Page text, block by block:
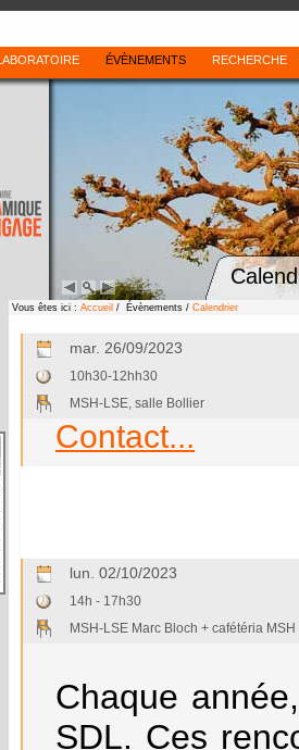
ÉVÈNEMENTS RECHERCHE
Vous êtes ici : Accueil / Évènements / Calendrier
mar. 26/09/2023
10h30-12hh30
MSH-LSE, salle Bollier
Contact...
lun. 02/10/2023
14h - 17h30
MSH-LSE Marc Bloch + cafétéria MSH
Chaque
SDL. Ces